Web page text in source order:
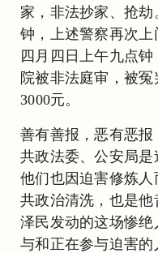
家，非法抄家、抢
钟，上述警察再次
四月四日上午九点
院被非法庭审，被
3000元。
善有善报，恶有恶
共政法委、公安局
他们也因迫害修炼
共政治清洗，也是
泽民发动的这场惨
与和正在参与迫害